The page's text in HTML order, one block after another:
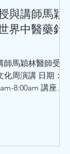
與講師馬穎
界中醫藥針
馬穎林醫師受邀
周演講 日期：
8:00am 講座題
馬穎林醫師